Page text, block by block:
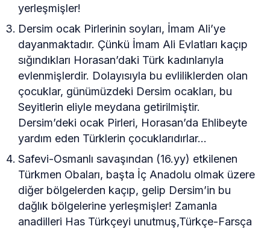
yerleşmişler!
Dersim ocak Pirlerinin soyları, İmam Ali’ye
dayanmaktadır. Çünkü İmam Ali Evlatları kaçıp
sığındıkları Horasan’daki Türk kadınlarıyla
evlenmişlerdir. Dolayısıyla bu evliliklerden olan
çocuklar, günümüzdeki Dersim ocakları, bu
Seyitlerin eliyle meydana getirilmiştir.
Dersim’deki ocak Pirleri, Horasan’da Ehlibeyte
yardım eden Türklerin çocuklarıdırlar…
Safevi-Osmanlı savaşından (16.yy) etkilenen
Türkmen Obaları, başta İç Anadolu olmak üzere
diğer bölgelerden kaçıp, gelip Dersim’in bu
dağlık bölgelerine yerleşmişler! Zamanla
anadilleri Has Türkçeyi unutmuş,Türkçe-Farsça